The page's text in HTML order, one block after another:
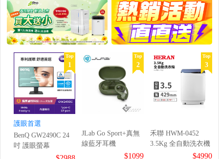
Top
1
護眼首選
BenQ GW2490C 24
吋 護眼螢幕
Top
2
JLab Go Sport+真無
線藍牙耳機
$1099
Top
3
禾聯 HWM-0452
3.5Kg 全自動洗衣機
$4990